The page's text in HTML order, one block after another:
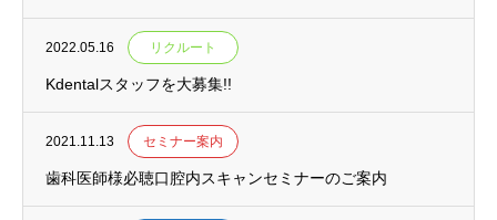
2022.05.16 リクルート
Kdentalスタッフを大募集!!
2021.11.13 セミナー案内
歯科医師様必聴口腔内スキャンセミナーのご案内